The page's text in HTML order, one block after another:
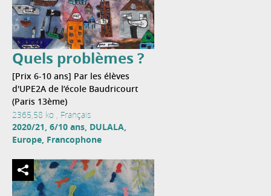
Quels problèmes ?
[Prix 6-10 ans] Par les élèves
d'UPE2A de l’école Baudricourt
(Paris 13ème)
2365,58 ko , Français
2020/21, 6/10 ans, DULALA,
Europe, Francophone